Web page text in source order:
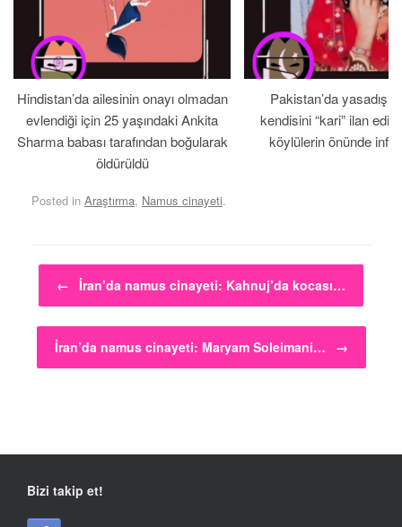
Hindistan’da ailesinin onayı olmadan
evlendiği için 25 yaşındaki Ankita
Sharma babası tarafından boğularak
öldürüldü
Pakistan’da yasadışı
kendisini “kari” ilan
köylülerin önünde
Posted in Araştırma, Namus cinayeti.
Post navigation
← İran’da namus cinayeti: Kahnuj’da kocası…
İran’da namus cinayeti: Maryam Soleimani… →
Bizi takip et!